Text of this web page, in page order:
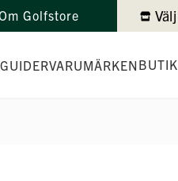
Golfstore
GUIDERVARUMÄRKEN